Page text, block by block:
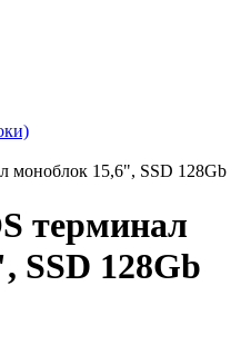
моноблок 15,6", SSD 128Gb
терминал
SSD 128Gb